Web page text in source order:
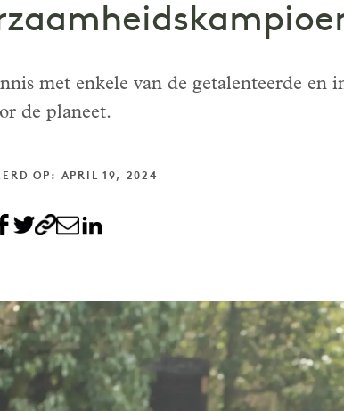
met enkele van de getalenteerde en
de planeet.
OP: APRIL 19, 2024